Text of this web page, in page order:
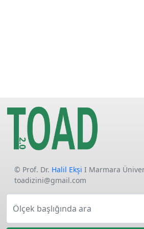
© Prof. Dr. Halil Ekşi I Marmara
toadizini@gmail.com
Ölçek başlığında ara